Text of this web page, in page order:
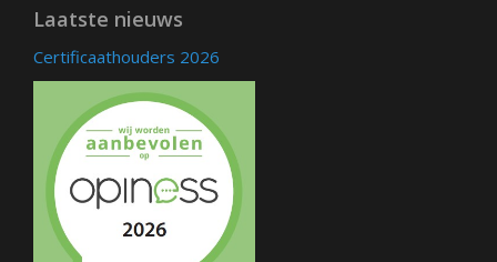
Laatste nieuws
Certificaathouders 2026